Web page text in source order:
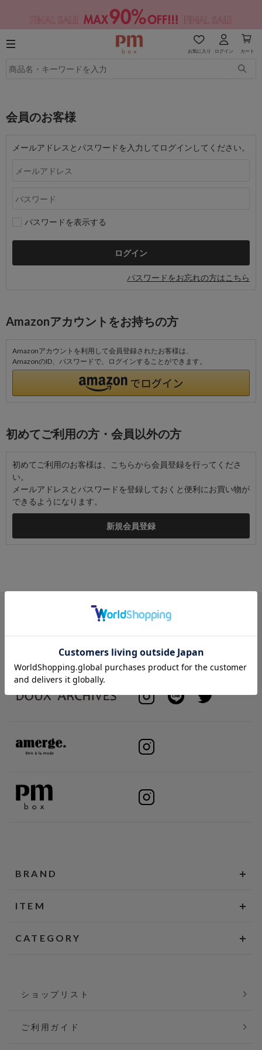
お気に入り ログイン カート
会員のお客様
メールアドレスとパスワードを入力してログインしてください。
パスワードを表示する
パスワードをお忘れの方はこちら
Amazonアカウントをお持ちの方
Amazonアカウントを利用して会員登録されたお客様は、
AmazonのID、パスワードで、ログインすることができます。
初めてご利用の方・会員以外の方
初めてご利用のお客様は、こちらから会員登録を行ってくださ
い。
メールアドレスとパスワードを登録しておくと便利にお買い物が
できるようになります。
BRAND
ITEM
CATEGORY
ショップリスト
ご利用ガイド